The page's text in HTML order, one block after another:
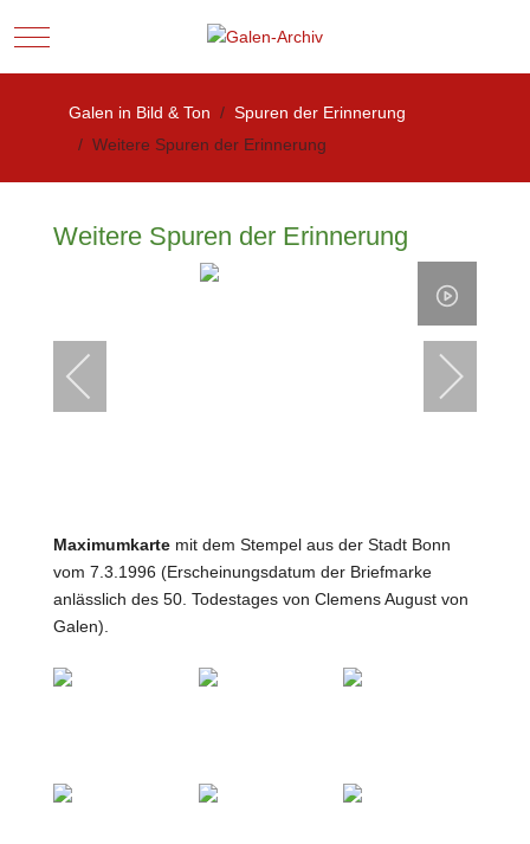
Mobile Menu Toggle
Galen in Bild & Ton
Spuren der Erinnerung
Weitere Spuren der Erinnerung
Weitere Spuren der Erinnerung
Maximumkarte mit dem Stempel aus der Stadt Bonn
vom 7.3.1996 (Erscheinungsdatum der Briefmarke
anlässlich des 50. Todestages von Clemens August von
Galen).